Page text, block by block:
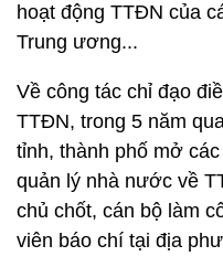
hoạt động TTĐN của
Trung ương...
Về công tác chỉ đạo
TTĐN, trong 5 năm
tỉnh, thành phố mở
quản lý nhà nước về
chủ chốt, cán bộ làm
viên báo chí tại địa